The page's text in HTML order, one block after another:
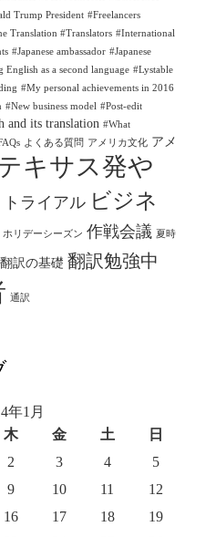
Trump President #Freelancers
Translation #Translators #International
#Japanese ambassador #Japanese
English as a second language #Lystable
#My personal achievements in 2016
#New business model #Post-edit
and its translation #What
よくある質問 アメリカ文化 アメ
キサス発や
トライアル ビジネ
ホリデーシーズン 作戦会議 夏時
翻訳の基礎 翻訳勉強中
通訳
年1月
木 金 土
日
2 3 4
5
9 10 11
12
16 17 18
19